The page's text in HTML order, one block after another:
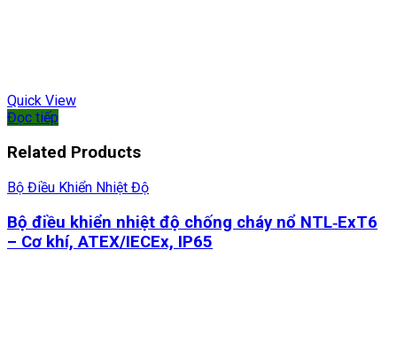
Quick View
Đọc tiếp
Related Products
Bộ Điều Khiển Nhiệt Độ
Bộ điều khiển nhiệt độ chống cháy nổ NTL‑ExT6
– Cơ khí, ATEX/IECEx, IP65